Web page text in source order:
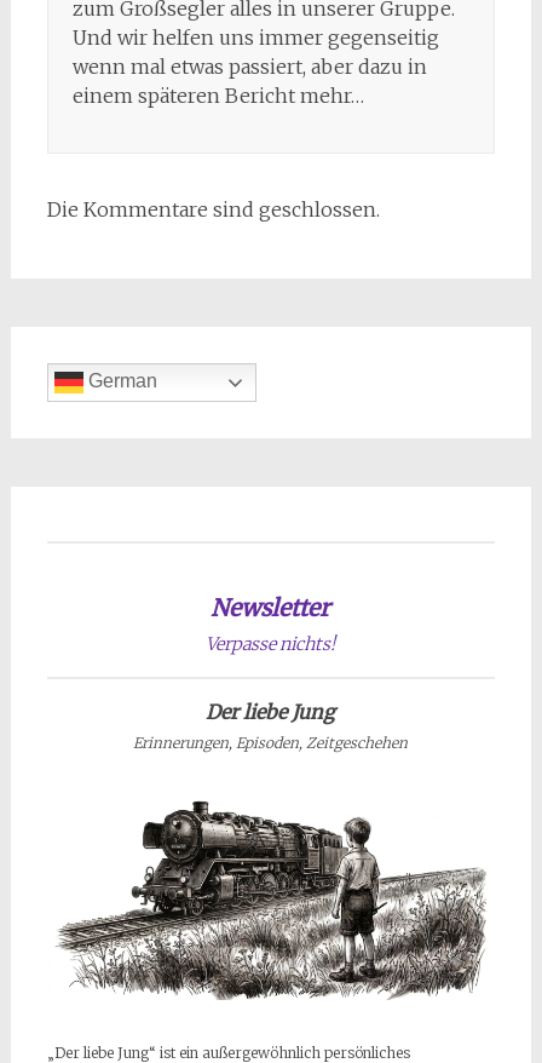
zum Großsegler alles in unserer Gruppe.
Und wir helfen uns immer gegenseitig
wenn mal etwas passiert, aber dazu in
einem späteren Bericht mehr…
Die Kommentare sind geschlossen.
German
Newsletter
Verpasse nichts!
Der liebe Jung
Erinnerungen, Episoden, Zeitgeschehen
„Der liebe Jung“ ist ein außergewöhnlich persönliches